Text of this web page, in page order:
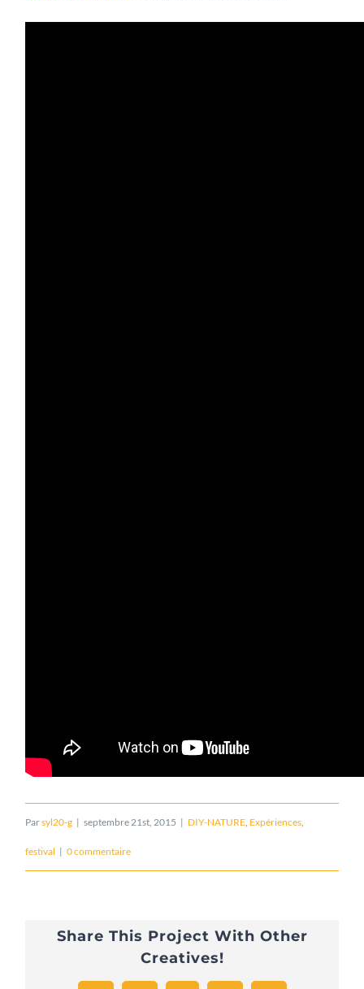
Parsyl20-g | septembre 21st, 2015 | DIY-NATURE Expériences
festival | 0 commentaire
Share This Project With Other
Creatives!